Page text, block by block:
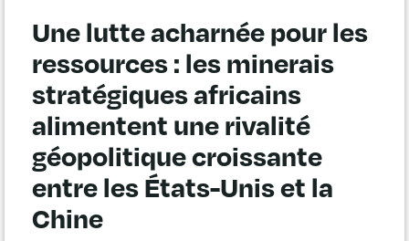
Une lutte acharnée pour les
ressources : les minerais
stratégiques africains
alimentent une rivalité
géopolitique croissante
entre les États-Unis et la
Chine